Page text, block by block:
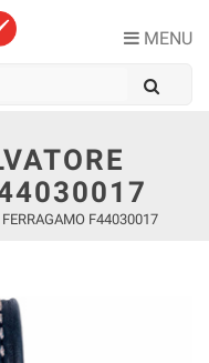
MENU
F44030017